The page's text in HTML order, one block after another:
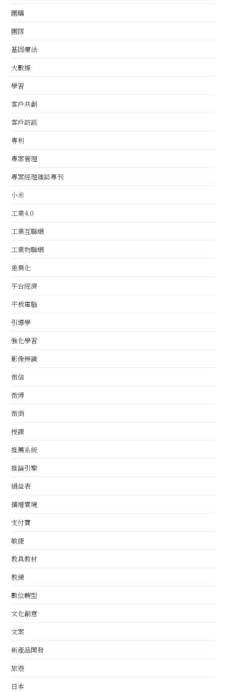
團購
團隊
基因療法
大數據
學習
客戶共創
客戶訪談
專利
專案管理
專案經理雜誌專刊
小米
工業4.0
工業互聯網
工業物聯網
差異化
平台經濟
平板電腦
引導學
強化學習
影像辨識
微信
微博
微商
授課
推薦系統
推論引擎
損益表
擴增實境
支付寶
敏捷
教具教材
教練
數位轉型
文化創意
文案
新產品開發
旅遊
日本